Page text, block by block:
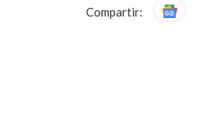
Compartir: